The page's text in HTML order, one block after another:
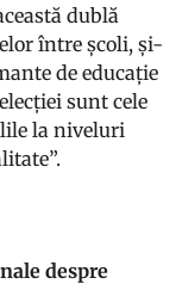
dublă
între școli, și-
de educație
sunt cele
la niveluri
despre